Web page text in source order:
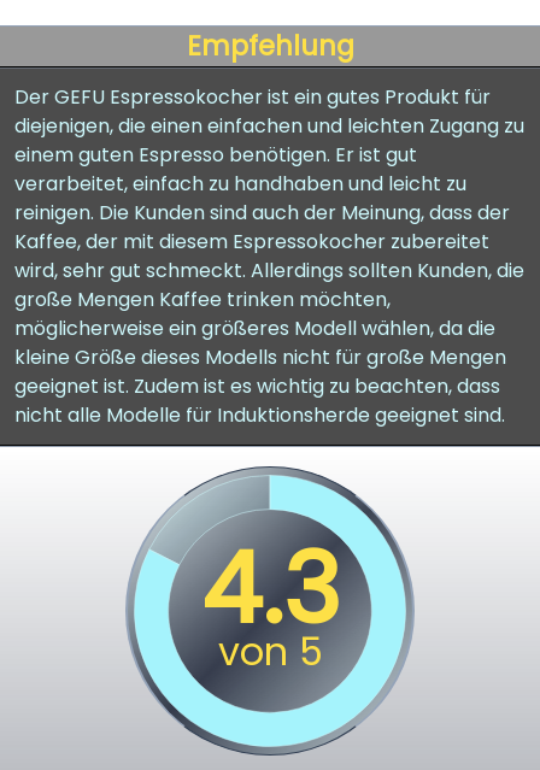
Empfehlung
Der GEFU Espressokocher ist ein gutes Produkt für
diejenigen, die einen einfachen und leichten Zugang zu
einem guten Espresso benötigen. Er ist gut
verarbeitet, einfach zu handhaben und leicht zu
reinigen. Die Kunden sind auch der Meinung, dass der
Kaffee, der mit diesem Espressokocher zubereitet
wird, sehr gut schmeckt. Allerdings sollten Kunden, die
große Mengen Kaffee trinken möchten,
möglicherweise ein größeres Modell wählen, da die
kleine Größe dieses Modells nicht für große Mengen
geeignet ist. Zudem ist es wichtig zu beachten, dass
nicht alle Modelle für Induktionsherde geeignet sind.